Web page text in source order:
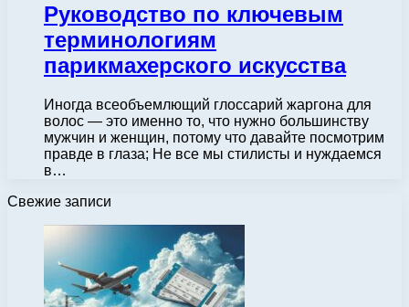
Руководство по ключевым
терминологиям
парикмахерского искусства
Иногда всеобъемлющий глоссарий жаргона для
волос — это именно то, что нужно большинству
мужчин и женщин, потому что давайте посмотрим
правде в глаза; Не все мы стилисты и нуждаемся
в…
Свежие записи